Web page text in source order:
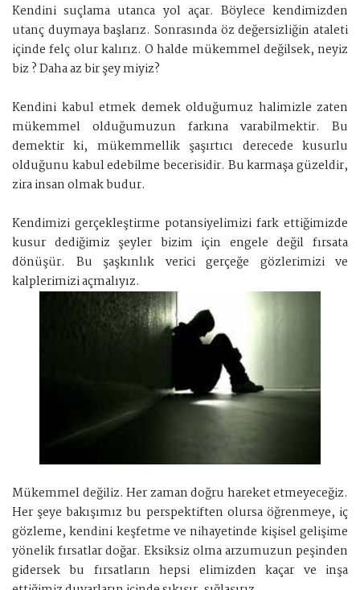
Kendini suçlama utanca yol açar. Böylece kendimizden
utanç duymaya başlarız. Sonrasında öz değersizliğin ataleti
içinde felç olur kalırız. O halde mükemmel değilsek, neyiz
biz ? Daha az bir şey miyiz?
Kendini kabul etmek demek olduğumuz halimizle zaten
mükemmel olduğumuzun farkına varabilmektir. Bu
demektir ki, mükemmellik şaşırtıcı derecede kusurlu
olduğunu kabul edebilme becerisidir. Bu karmaşa güzeldir,
zira insan olmak budur.
Kendimizi gerçekleştirme potansiyelimizi fark ettiğimizde
kusur dediğimiz şeyler bizim için engele değil fırsata
dönüşür. Bu şaşkınlık verici gerçeğe gözlerimizi ve
kalplerimizi açmalıyız.
Mükemmel değiliz. Her zaman doğru hareket etmeyeceğiz.
Her şeye bakışımız bu perspektiften olursa öğrenmeye, iç
gözleme, kendini keşfetme ve nihayetinde kişisel gelişime
yönelik fırsatlar doğar. Eksiksiz olma arzumuzun peşinden
gidersek bu fırsatların hepsi elimizden kaçar ve inşa